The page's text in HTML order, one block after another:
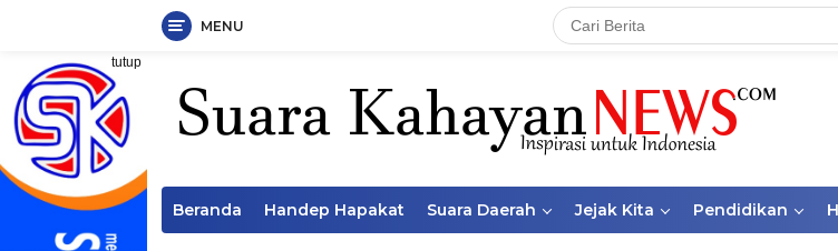
Langsung
konten
MENU
tutup
Beranda Handep Hapakat Suara Daerah Jejak Kita Pendidikan